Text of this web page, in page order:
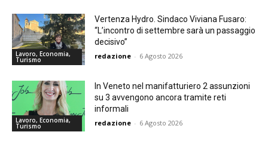
Lavoro, Economia,
Turismo
Vertenza Hydro. Sindaco Viviana Fusaro:
“L’incontro di settembre sarà un passaggio
decisivo”
redazione - 6 Agosto 2026
Lavoro, Economia,
Turismo
In Veneto nel manifatturiero 2 assunzioni
su 3 avvengono ancora tramite reti
informali
redazione - 6 Agosto 2026